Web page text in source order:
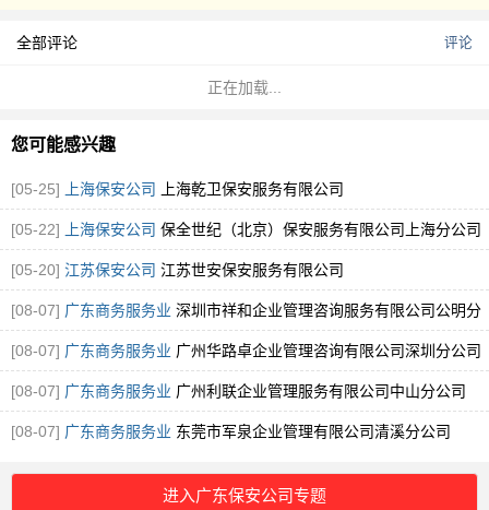
全部评论 评论
正在加载...
您可能感兴趣
[05-25] 上海保安公司 上海乾卫保安服务有限公司
[05-22] 上海保安公司 保全世纪（北京）保安服务有限公司上海分公司
[05-20] 江苏保安公司 江苏世安保安服务有限公司
[08-07] 广东商务服务业 深圳市祥和企业管理咨询服务有限公司公明分
公司
[08-07] 广东商务服务业 广州华路卓企业管理咨询有限公司深圳分公司
[08-07] 广东商务服务业 广州利联企业管理服务有限公司中山分公司
[08-07] 广东商务服务业 东莞市军泉企业管理有限公司清溪分公司
进入广东保安公司专题